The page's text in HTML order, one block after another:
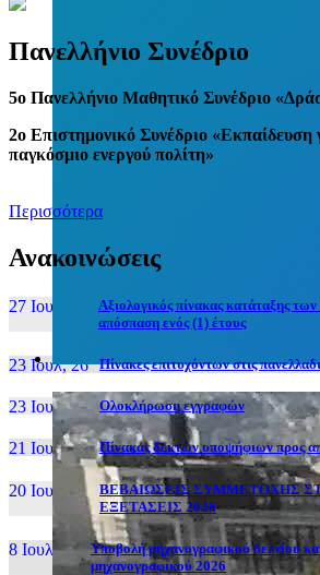
Πανελλήνιο Συνέδριο
5o Πανελλήνιο Μαθητικό Συνέδριο
2ο Επιστημονικό Συνέδριο «Εκπαίδευση
παγκόσμιο ενεργού πολίτη»
Περισσότερα
Ανακοινώσεις
27 Ιουν, 26
Αξιολογικός πίνακας κατάταξης
απόσπαση ενός (1) έτους
23 Ιουλ, 26 Πίνακες επιτυχόντων στις
23 Ιουλ, 26 Ολοκλήρωση εγγραφών
21 Ιουλ, 26 Πίνακας δεκτών υποψήφιων προς
20 Ιουλ, 26
ΒΕΒΑΙΩΣΕΙΣ ΣΥΜΜΕΤΟΧΗΣ
ΕΞΕΤΑΣΕΙΣ 2026
8 Ιουλ, 26
Υποβολή μηχανογραφικού δελτίου
μηχανογραφικού 2026